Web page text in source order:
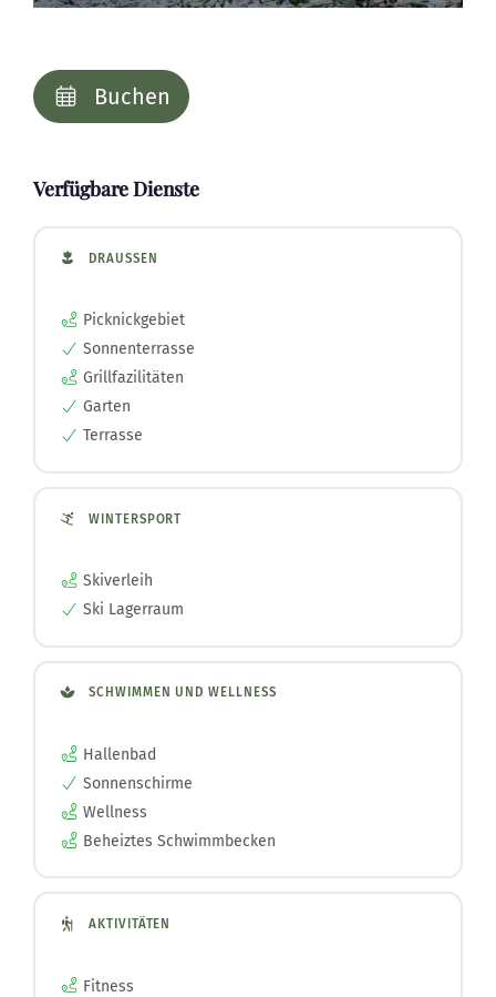
Buchen
Verfügbare Dienste
DRAUSSEN
Picknickgebiet
Sonnenterrasse
Grillfazilitäten
Garten
Terrasse
WINTERSPORT
Skiverleih
Ski Lagerraum
SCHWIMMEN UND WELLNESS
Hallenbad
Sonnenschirme
Wellness
Beheiztes Schwimmbecken
AKTIVITÄTEN
Fitness